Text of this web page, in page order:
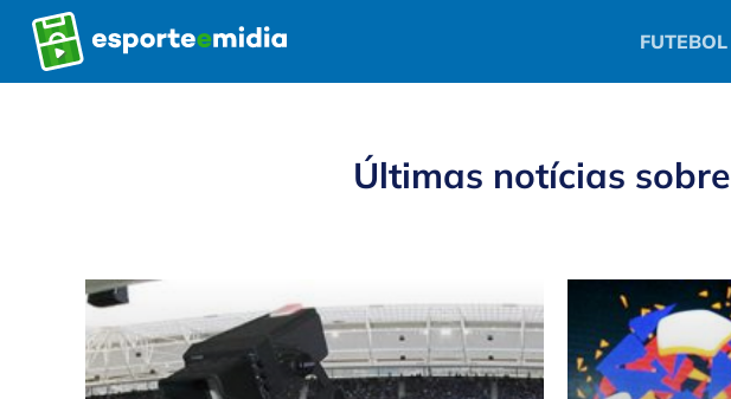
Pular
para
o
FUTEBOL
Últimas notícias sobre